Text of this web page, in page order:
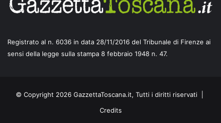
Registrato al n. 6036 in data 28/11/2016 del Tribunale di Firenze ai
sensi della legge sulla stampa 8 febbraio 1948 n. 47.
© Copyright 2026 GazzettaToscana.it, Tutti i diritti riservati |
Credits